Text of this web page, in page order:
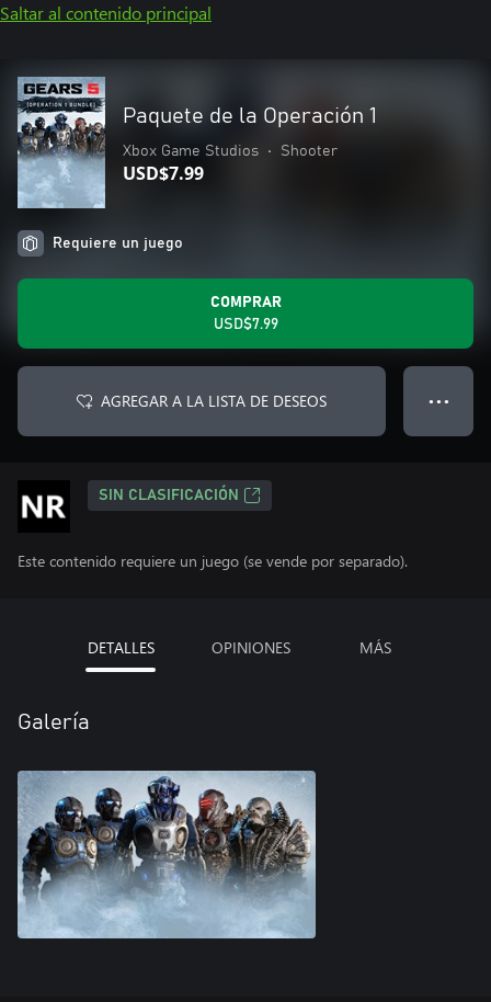
Saltar al contenido principal
Paquete de la Operación 1
Xbox Game Studios • Shooter
USD$7.99
Requiere un juego
COMPRAR
USD$7.99
AGREGAR A LA LISTA DE DESEOS ● ● ●
SIN CLASIFICACIÓN
Este contenido requiere un juego (se vende por separado).
DETALLES OPINIONES MÁS
Galería